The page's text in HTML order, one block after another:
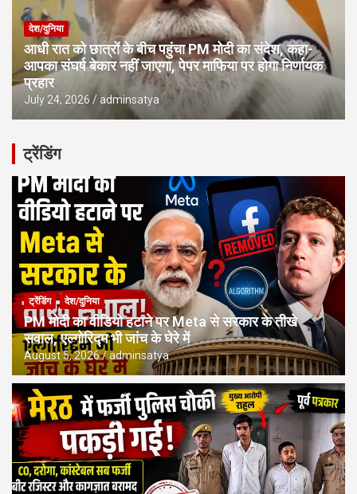
देश/दुनिया
आधी रात को छात्रों के बीच पहुंचा PM मोदी का संदेश, कहा-
आपका संघर्ष बेकार नहीं जाएगा, पेपर माफिया पर होगा निर्णायक
प्रहार
July 24, 2026 adminsatya
ट्रेंडिंग
ट्रेंडिंग देश/दुनिया
PM मोदी का वीडियो हटाने पर Meta से सरकार के तीखे
सवाल, एल्गोरिद्म भी जांच के घेरे में
August 5, 2026 adminsatya